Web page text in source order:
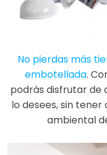
No pierdas más
embotellada.
podrás disfrutar de
lo desees, sin
ambiental